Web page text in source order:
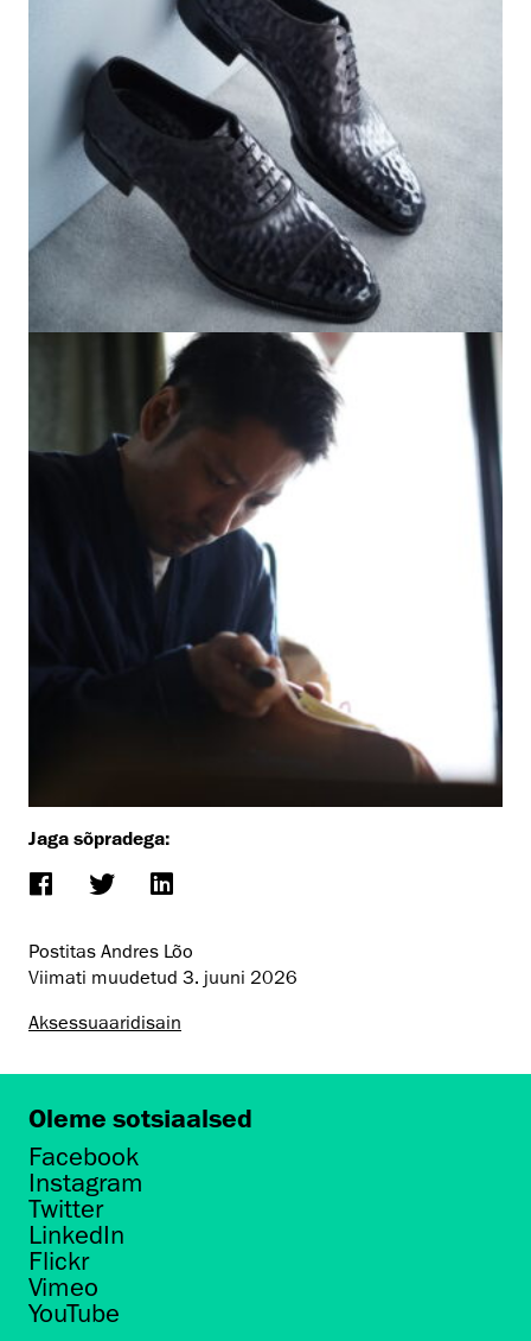
Jaga sõpradega:
Postitas Andres Lõo
Viimati muudetud 3. juuni 2026
Aksessuaaridisain
Oleme sotsiaalsed
Facebook
Instagram
Twitter
LinkedIn
Flickr
Vimeo
YouTube